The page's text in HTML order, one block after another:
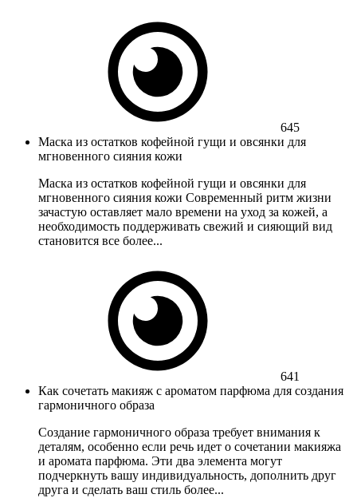
645
Маска из остатков кофейной гущи и овсянки для
мгновенного сияния кожи
Маска из остатков кофейной гущи и овсянки для
мгновенного сияния кожи Современный ритм жизни
зачастую оставляет мало времени на уход за кожей, а
необходимость поддерживать свежий и сияющий вид
становится все более...
641
Как сочетать макияж с ароматом парфюма для создания
гармоничного образа
Создание гармоничного образа требует внимания к
деталям, особенно если речь идет о сочетании макияжа
и аромата парфюма. Эти два элемента могут
подчеркнуть вашу индивидуальность, дополнить друг
друга и сделать ваш стиль более...